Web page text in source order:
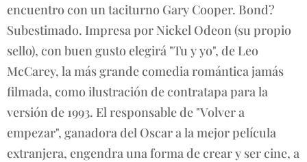
encuentro con un taciturno Gary Cooper. Bond?
Subestimado. Impresa por Nickel Odeon (su propio
sello), con buen gusto elegirá "Tu y yo", de Leo
McCarey, la más grande comedia romántica jamás
filmada, como ilustración de contratapa para la
versión de 1993. El responsable de "Volver a
empezar", ganadora del Oscar a la mejor película
extranjera, engendra una forma de crear y ser cine, a